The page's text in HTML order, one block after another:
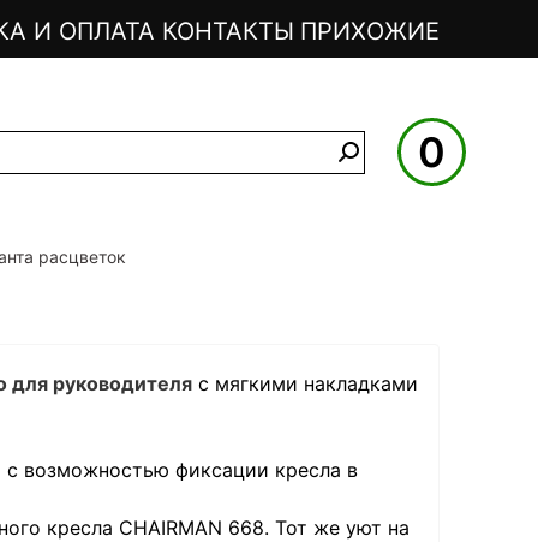
И ОПЛАТА КОНТАКТЫ ПРИХОЖИЕ
0
расцветок
для руководителя с мягкими накладками
с возможностью фиксации кресла в
кресла CHAIRMAN 668. Тот же уют на